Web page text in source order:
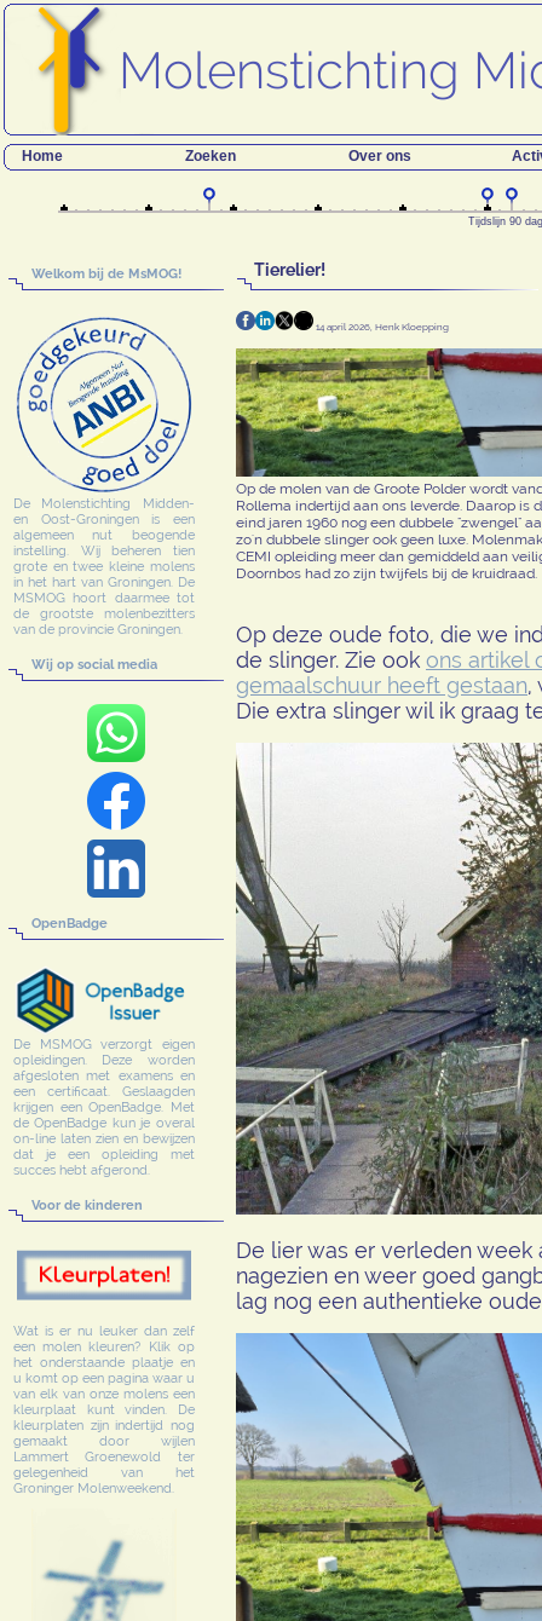
Home Zoeken Over ons
Tijdslijn 90
Welkom bij de MsMOG!
De Molenstichting Midden-
en Oost-Groningen is een
algemeen nut beogende
instelling. Wij beheren tien
grote en twee kleine molens
in het hart van Groningen. De
MSMOG hoort daarmee tot
de grootste molenbezitters
van de provincie Groningen.
Wij op social media
OpenBadge
De MSMOG verzorgt eigen
opleidingen. Deze worden
afgesloten met examens en
een certificaat. Geslaagden
krijgen een OpenBadge. Met
de OpenBadge kun je overal
on-line laten zien en bewijzen
dat je een opleiding met
succes hebt afgerond.
Voor de kinderen
Wat is er nu leuker dan zelf
een molen kleuren? Klik op
het onderstaande plaatje en
u komt op een pagina waar u
van elk van onze molens een
kleurplaat kunt vinden. De
kleurplaten zijn indertijd nog
gemaakt door wijlen
Lammert Groenewold ter
gelegenheid van het
Groninger Molenweekend.
Tierelier!
14 april 2026, Henk Kloepping
Op de molen van de Groote Polder wordt
Rollema indertijd aan ons leverde. Daarop is
eind jaren 1960 nog een dubbele "zwengel"
zo'n dubbele slinger ook geen luxe.
CEMI opleiding meer dan gemiddeld aan
Doornbos had zo zijn twijfels bij de kruidraad.
Op deze oude foto, die we
de slinger. Zie ook ons artikel
gemaalschuur heeft gestaan,
Die extra slinger wil ik graag
De lier was er verleden
nagezien en weer goed
lag nog een authentieke